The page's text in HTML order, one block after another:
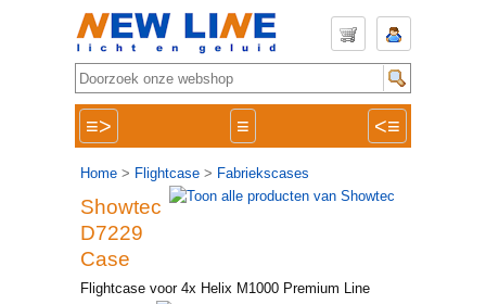
≡> ≡ <≡
Home > Flightcase > Fabriekscases
Showtec
D7229
Case
Flightcase voor 4x Helix M1000 Premium Line